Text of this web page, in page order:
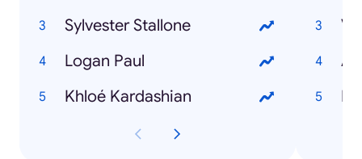
Sylvester Stallone
Logan Paul
Khloé Kardashian